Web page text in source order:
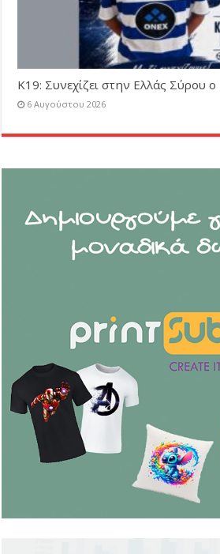
Κ19: Συνεχίζει στην Ελλάς Σύρου ο
6 Αυγούστου 2026